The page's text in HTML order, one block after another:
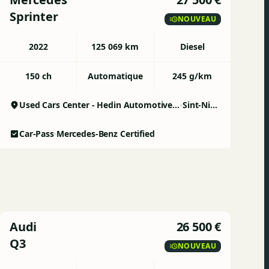
Sprinter
NOUVEAU
2022 125 069 km Diesel
150 ch Automatique 245 g/km
Used Cars Center - Hedin Automotive Sint-Niklaas Sint-Niklaas
Car-Pass Mercedes-Benz Certified
Audi
Q3
26 500 €
NOUVEAU